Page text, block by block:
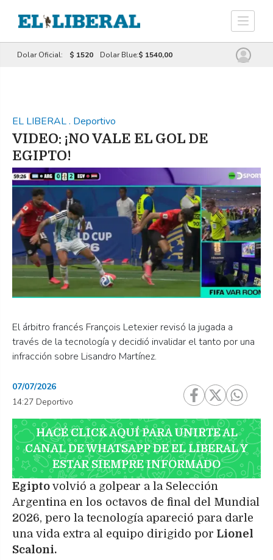
Dolar Oficial: $ 1520 Dolar Blue:$ 1540,00
EL LIBERAL. Deportivo
VIDEO: ¡NO VALE EL GOL DE
EGIPTO!
El árbitro francés François Letexier revisó la jugada a
través de la tecnología y decidió invalidar el tanto por una
infracción sobre Lisandro Martínez.
07/07/2026
14:27 Deportivo
HACÉ CLICK AQUÍ PARA UNIRTE AL
CANAL DE WHATSAPP DE EL LIBERAL Y
ESTAR SIEMPRE INFORMADO
Egipto volvió a golpear a la Selección
Argentina en los octavos de final del Mundial
2026, pero la tecnología apareció para darle
una vida extra al equipo dirigido por Lionel
Scaloni.